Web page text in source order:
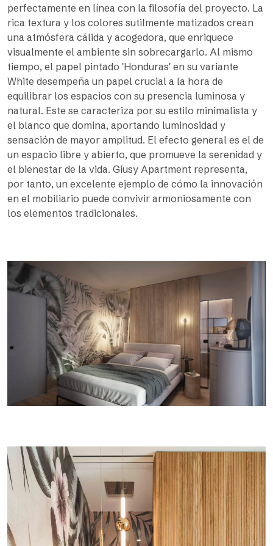
perfectamente en línea con la filosofía del proyecto. La
rica textura y los colores sutilmente matizados crean
una atmósfera cálida y acogedora, que enriquece
visualmente el ambiente sin sobrecargarlo. Al mismo
tiempo, el papel pintado 'Honduras' en su variante
White desempeña un papel crucial a la hora de
equilibrar los espacios con su presencia luminosa y
natural. Este se caracteriza por su estilo minimalista y
el blanco que domina, aportando luminosidad y
sensación de mayor amplitud. El efecto general es el de
un espacio libre y abierto, que promueve la serenidad y
el bienestar de la vida. Giusy Apartment representa,
por tanto, un excelente ejemplo de cómo la innovación
en el mobiliario puede convivir armoniosamente con
los elementos tradicionales.